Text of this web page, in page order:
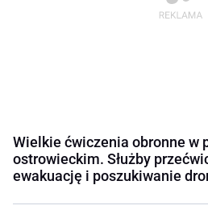
Wielkie ćwiczenia obronne w
ostrowieckim. Służby
ewakuację i poszukiwanie